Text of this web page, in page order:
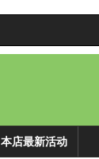
本店最新活动